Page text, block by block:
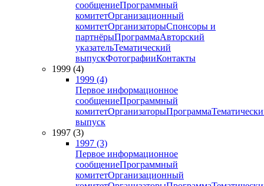
сообщениеПрограммный
комитетОрганизационный
комитетОрганизаторыСпонсоры и
партнёрыПрограммаАвторский
указательТематический
выпускФотографииКонтакты
1999 (4)
1999 (4)
Первое информационное
сообщениеПрограммный
комитетОрганизаторыПрограмма
выпуск
1997 (3)
1997 (3)
Первое информационное
сообщениеПрограммный
комитетОрганизационный